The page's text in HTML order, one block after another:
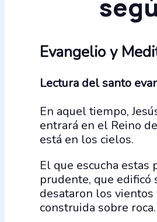
Evangelio y
Lectura del santo
En aquel tiempo,
entrará en el Reino
está en los cielos.
El que escucha estas
prudente, que edificó
desataron los vientos
construida sobre roca.